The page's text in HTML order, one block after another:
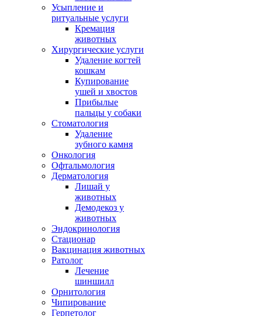
Усыпление и
ритуальные услуги
Кремация
животных
Хирургические услуги
Удаление когтей
кошкам
Купирование
ушей и хвостов
Прибылые
пальцы у собаки
Стоматология
Удаление
зубного камня
Онкология
Офтальмология
Дерматология
Лишай у
животных
Демодекоз у
животных
Эндокринология
Стационар
Вакцинация животных
Ратолог
Лечение
шиншилл
Орнитология
Чипирование
Герпетолог